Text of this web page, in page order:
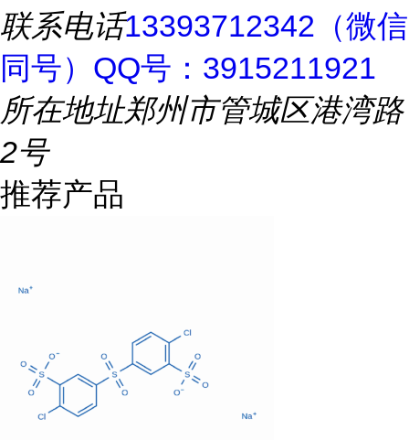
联系电话13393712342（微信
同号）QQ号：3915211921
所在地址郑州市管城区港湾路
2号
推荐产品